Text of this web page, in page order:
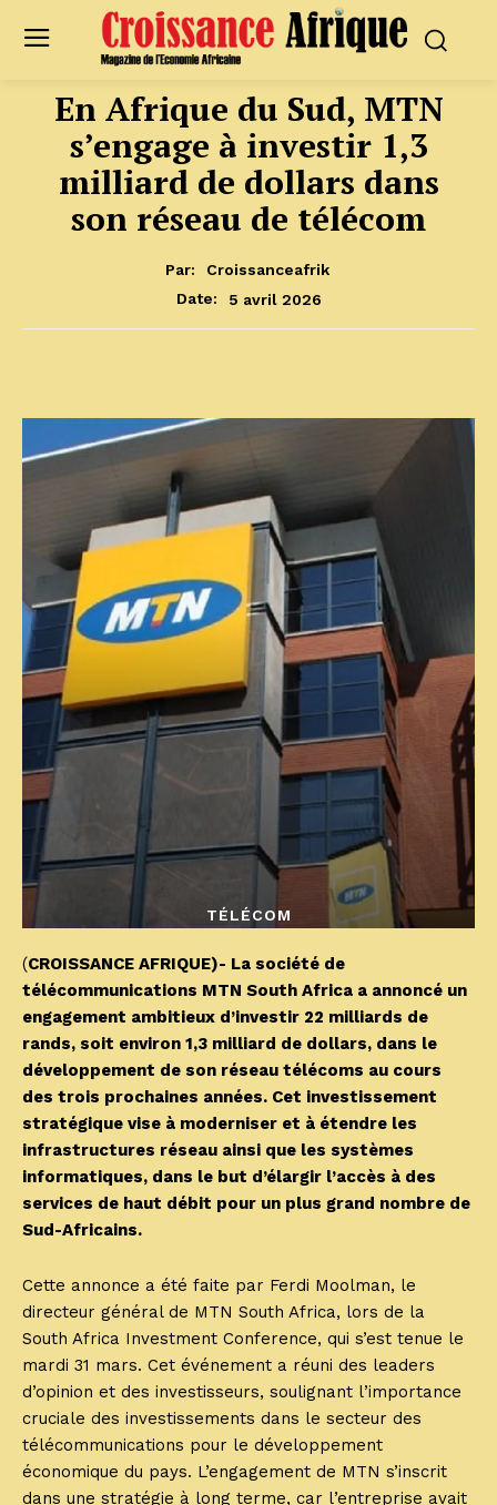
En Afrique du Sud, MTN
s’engage à investir 1,3
milliard de dollars dans
son réseau de télécom
Par:
Croissanceafrik
Date:
5 avril 2026
TÉLÉCOM
(CROISSANCE AFRIQUE)- La société de
télécommunications MTN South Africa a annoncé un
engagement ambitieux d’investir 22 milliards de
rands, soit environ 1,3 milliard de dollars, dans le
développement de son réseau télécoms au cours
des trois prochaines années. Cet investissement
stratégique vise à moderniser et à étendre les
infrastructures réseau ainsi que les systèmes
informatiques, dans le but d’élargir l’accès à des
services de haut débit pour un plus grand nombre de
Sud-Africains.
Cette annonce a été faite par Ferdi Moolman, le
directeur général de MTN South Africa, lors de la
South Africa Investment Conference, qui s’est tenue le
mardi 31 mars. Cet événement a réuni des leaders
d’opinion et des investisseurs, soulignant l’importance
cruciale des investissements dans le secteur des
télécommunications pour le développement
économique du pays. L’engagement de MTN s’inscrit
dans une stratégie à long terme, car l’entreprise avait